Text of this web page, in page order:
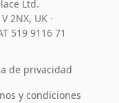
Ltd.
2NX, UK ·
519 9116 71
de privacidad
y condiciones